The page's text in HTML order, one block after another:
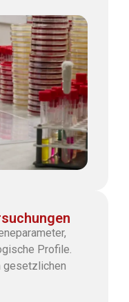
Profile.
gesetzlichen